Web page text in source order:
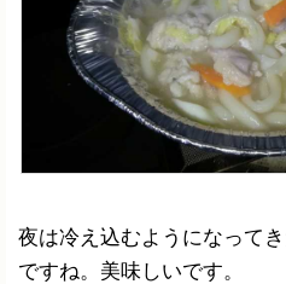
夜は冷え込むようになって
ですね。美味しいです。